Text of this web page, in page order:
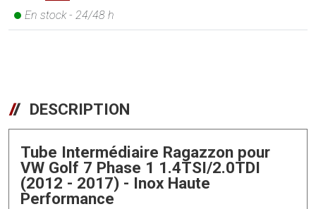
En stock - 24/48 h
DESCRIPTION
Tube Intermédiaire Ragazzon pour
VW Golf 7 Phase 1 1.4TSI/2.0TDI
(2012 - 2017) - Inox Haute
Performance